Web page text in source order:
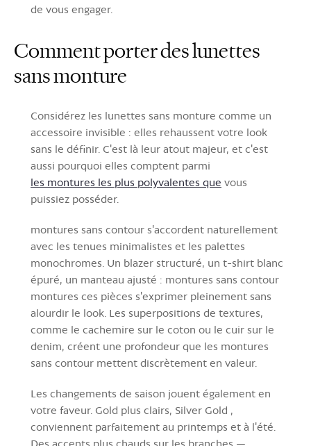
de vous engager.
Comment porter des lunettes
sans monture
Considérez les lunettes sans monture comme un
accessoire invisible : elles rehaussent votre look
sans le définir. C'est là leur atout majeur, et c'est
aussi pourquoi elles comptent parmi
les montures les plus polyvalentes que vous
puissiez posséder.
montures sans contour s'accordent naturellement
avec les tenues minimalistes et les palettes
monochromes. Un blazer structuré, un t-shirt blanc
épuré, un manteau ajusté : montures sans contour
montures ces pièces s'exprimer pleinement sans
alourdir le look. Les superpositions de textures,
comme le cachemire sur le coton ou le cuir sur le
denim, créent une profondeur que les montures
sans contour mettent discrètement en valeur.
Les changements de saison jouent également en
votre faveur. Gold plus clairs, Silver Gold ,
conviennent parfaitement au printemps et à l'été.
Des accents plus chauds sur les branches —